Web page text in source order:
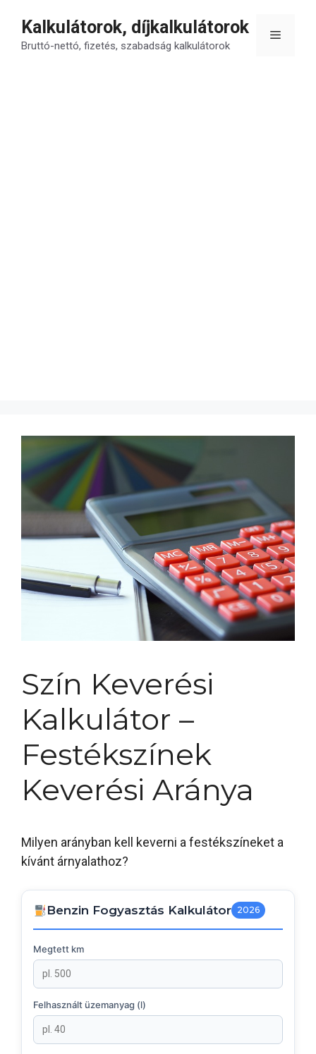
tartalomba
Kalkulátorok, díjkalkulátorok
Bruttó-nettó, fizetés, szabadság kalkulátorok
Menü
Szín Keverési
Kalkulátor –
Festékszínek
Keverési Aránya
Milyen arányban kell keverni a festékszíneket a
kívánt árnyalathoz?
Benzin Fogyasztás Kalkulátor 2026
Megtett km
Felhasznált üzemanyag (l)